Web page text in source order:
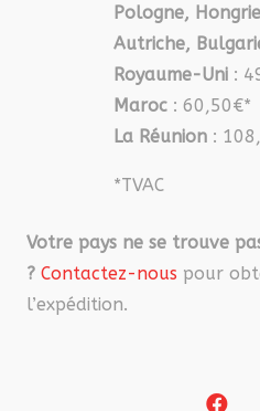
Pologne,
Autriche,
Royaume-Uni :
Maroc : 60,50€*
La Réunion :
*TVAC
Votre pays ne se trouve
? Contactez-nous pour
l’expédition.